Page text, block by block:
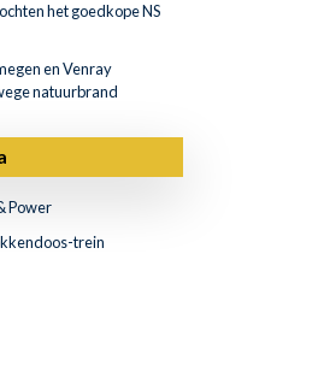
het goedkope NS
en Venray
natuurbrand
Power
trein